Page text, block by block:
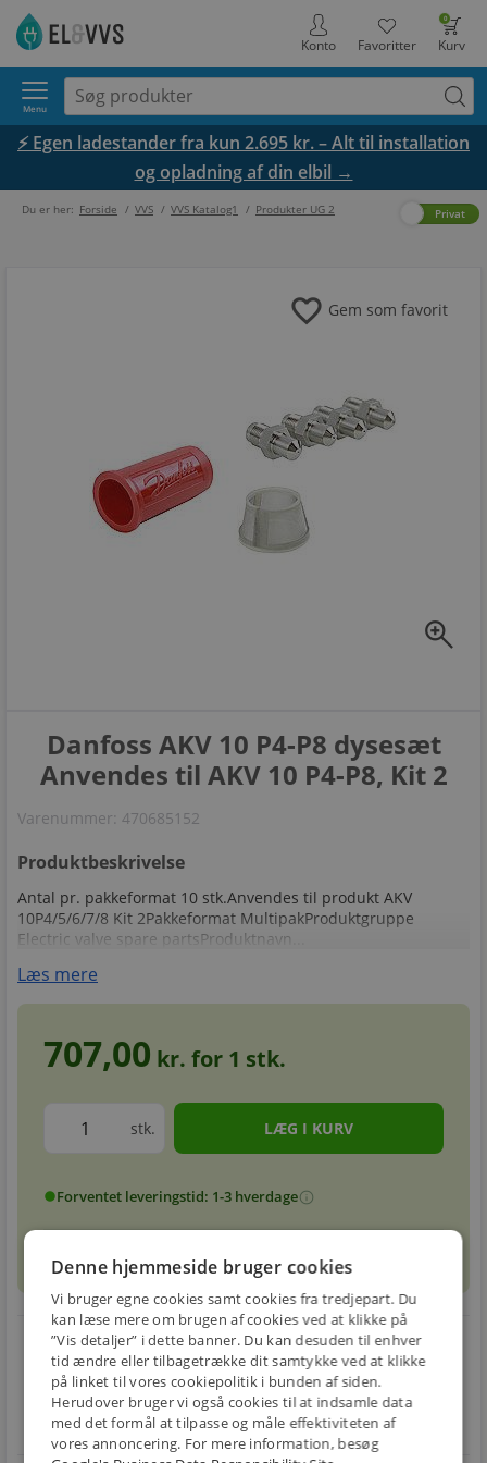
0
Kurv
Favoritter
Konto
Menu
⚡ Egen ladestander fra kun 2.695 kr. – Alt til installation
og opladning af din elbil →
Du er her: Forside / VVS / VVS Katalog1 / Produkter UG 2 Privat
zoom_in
favorite Gem som favorit
Danfoss AKV 10 P4-P8 dysesæt
Anvendes til AKV 10 P4-P8, Kit 2
Varenummer: 470685152
Produktbeskrivelse
Antal pr. pakkeformat 10 stk.Anvendes til produkt AKV
10P4/5/6/7/8 Kit 2Pakkeformat MultipakProduktgruppe
Electric valve spare partsProduktnavn...
Læs mere
707,00 kr. for 1 stk.
stk.
circleForventet leveringstid: 1-3 hverdageinfo
sell Prismatch
E-MÆRKET
Handle trygt hos
os
local_shipping
BILLIG
FRAGT
Fra 29,00 kr.
restart_alt
30 DAGES
RETUR
Nem returnering
Denne hjemmeside bruger cookies
Vi bruger egne cookies samt cookies fra tredjepart. Du
kan læse mere om brugen af cookies ved at klikke på
”Vis detaljer” i dette banner. Du kan desuden til enhver
tid ændre eller tilbagetrække dit samtykke ved at klikke
på linket til vores cookiepolitik i bunden af siden.
Herudover bruger vi også cookies til at indsamle data
med det formål at tilpasse og måle effektiviteten af
vores annoncering. For mere information, besøg